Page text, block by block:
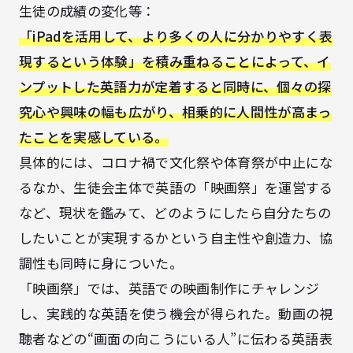
生徒の成績の変化等：
「iPadを活用して、より多くの人に分かりやすく表
現するという体験」を積み重ねることによって、イ
ンプットした英語力が定着すると同時に、個々の探
究心や興味の幅も広がり、相乗的に人間性が高まっ
たことを実感している。
具体的には、コロナ禍で文化祭や体育祭が中止にな
るなか、生徒会主体で英語の「映画祭」を運営する
など、現状を鑑みて、どのようにしたら自分たちの
したいことが実現するかという自主性や創造力、協
調性も同時に身についた。
「映画祭」では、英語での映画制作にチャレンジ
し、実践的な英語を使う機会が得られた。動画の視
聴者などの“画面の向こうにいる人”に伝わる英語表